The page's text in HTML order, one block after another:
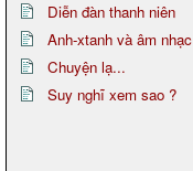
Diễn đàn thanh niên
Anh-xtanh và âm nhạc
Chuyện lạ...
Suy nghĩ xem sao ?